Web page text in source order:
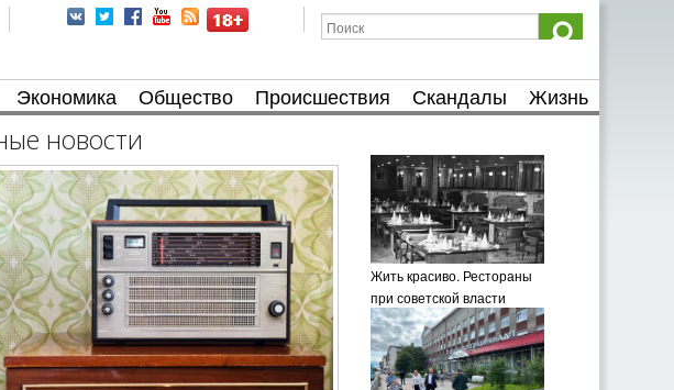
Экономика Общество Происшествия Скандалы Жизнь
новости
Жить красиво. Рестораны
при советской власти